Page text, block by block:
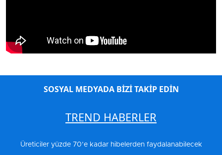
SOSYAL MEDYADA BİZİ TAKİP EDİN
TREND HABERLER
Üreticiler yüzde 70’e kadar hibelerden faydalanabilecek